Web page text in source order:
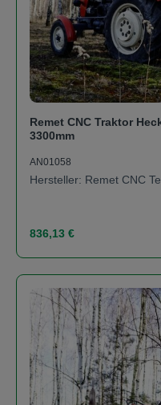
Remet CNC Traktor
3300mm
AN01058
Hersteller: Remet CNC
Regulärer Preis:
836,13 €